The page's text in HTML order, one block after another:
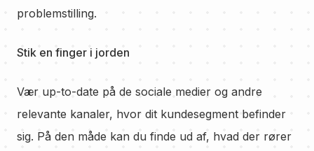
problemstilling.
Stik en finger i jorden
Vær up-to-date på de sociale medier og andre
relevante kanaler, hvor dit kundesegment befinder
sig. På den måde kan du finde ud af, hvad der rører